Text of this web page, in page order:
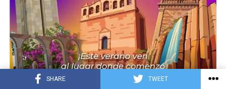
SHARE TWEET